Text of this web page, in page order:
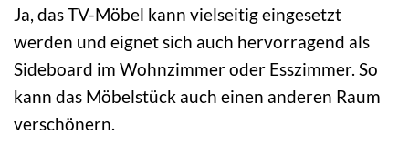
Ja, das TV-Möbel kann vielseitig eingesetzt
werden und eignet sich auch hervorragend als
Sideboard im Wohnzimmer oder Esszimmer. So
kann das Möbelstück auch einen anderen Raum
verschönern.